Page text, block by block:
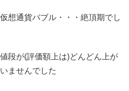
想通貨バブル・・・絶頂期でし
段が(評価額上は)どんどん上が
ませんでした